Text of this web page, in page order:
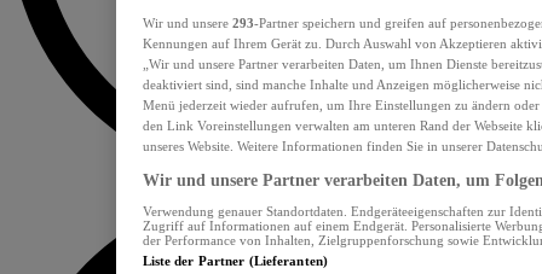
Wir und unsere 293-Partner speichern und greifen auf
Kennungen auf Ihrem Gerät zu. Durch Auswahl von Akzeptieren
„Wir und unsere Partner verarbeiten Daten, um Ihnen Dienste
deaktiviert sind, sind manche Inhalte und Anzeigen möglicherweise
Menü jederzeit wieder aufrufen, um Ihre Einstellungen zu ändern
den Link Voreinstellungen verwalten am unteren Rand der Webseite
unseres Website. Weitere Informationen finden Sie in unserer
Wir und unsere Partner verarbeiten Daten, um
Verwendung genauer Standortdaten. Endgeräteeigenschaften zur
Zugriff auf Informationen auf einem Endgerät. Personalisierte
der Performance von Inhalten, Zielgruppenforschung sowie
Liste der Partner (Lieferanten)